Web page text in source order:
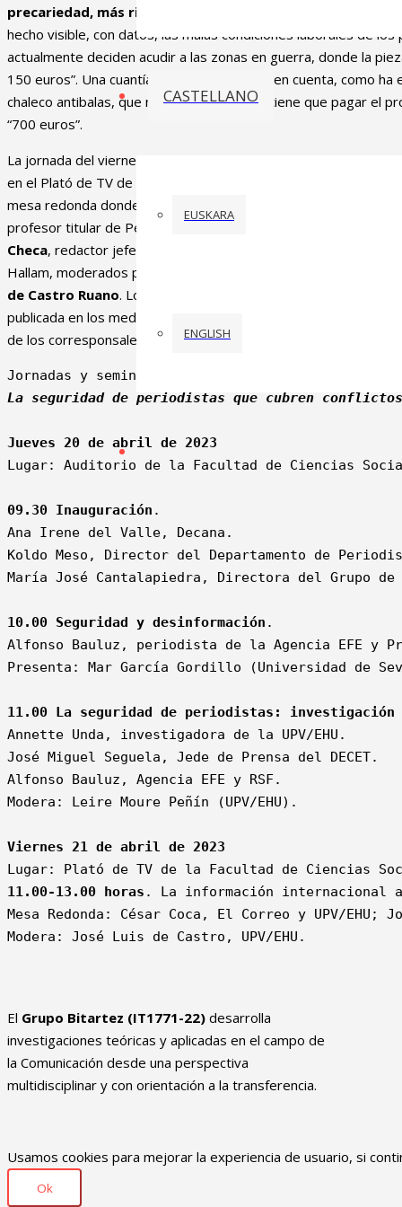
CASTELLANO
EUSKARA
ENGLISH
precariedad, más riesgo y vulnerabilidad”
para los
hecho visible, con datos, las malas condiciones laborales de
actualmente deciden acudir a las zonas en guerra, donde la
150 euros”. Una cuantía escasa, si se tiene en cuenta, como ha
chaleco antibalas, que muchas veces se lo tiene que pagar el
“700 euros”.
La jornada del viernes 21 de abril, titulada ‘La Información
en el Plató de TV de la UPV/EHU. Decenas de estudiantes han
mesa redonda donde han intervenido
profesor titular de Periodismo en la Universidad del País Vasco
Checa, redactor jefe de la
Hallam, moderados por el profesor titular de Relaciones
de Castro Ruano. Los ponentes han debatido acerca de la
publicada en los medios españoles durante las últimas
de los corresponsales.
La seguridad de periodistas que cubren
Jueves 20 de abril de 2023
09.30 Inauguración .
Ana Irene del Valle, Decana.
Koldo Meso, Director del Departamento de
María José Cantalapiedra, Directora del Grupo
10.00 Seguridad y desinformación .
Alfonso Bauluz, periodista de la Agencia EFE y
Presenta: Mar García Gordillo (Universidad de
11.00 La seguridad de periodistas:
Annette Unda, investigadora de la UPV/EHU.
José Miguel Seguela, Jede de Prensa del DECET.
Alfonso Bauluz, Agencia EFE y RSF.
Modera: Leire Moure Peñín (UPV/EHU).
Viernes 21 de abril de 2023
11.00-13.00 horas . La información internacional
Mesa Redonda: César Coca, El Correo y UPV/
Modera: José Luis de Castro, UPV/EHU.
El Grupo Bitartez (IT1771-22) desarrolla
investigaciones teóricas y aplicadas en el campo de
la Comunicación desde una perspectiva
multidisciplinar y con orientación a la transferencia.
Usamos cookies para mejorar la experiencia de usuario, si
Ok